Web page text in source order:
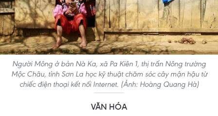
Người Mông ở bản Nà Ka, xã Pa Kiên 1, thị trấn Nông trường
Mộc Châu, tỉnh Sơn La học kỹ thuật chăm sóc cây mận hậu từ
chiếc điện thoại kết nối Internet. (Ảnh: Hoàng Quang Hà)
VĂN HÓA